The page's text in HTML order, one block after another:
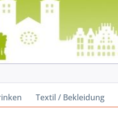
Textil / Bekleidung